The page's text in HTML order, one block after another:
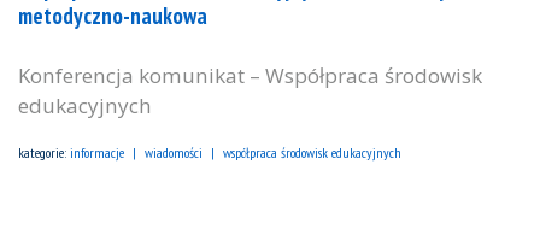
metodyczno-naukowa
Konferencja komunikat – Współpraca środowisk
edukacyjnych
kategorie: informacje wiadomości współpraca środowisk edukacyjnych